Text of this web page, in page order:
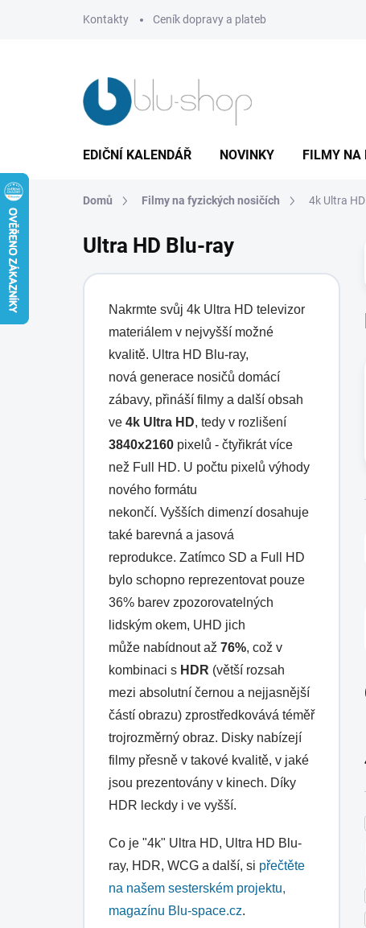
Kontakty Ceník dopravy a plateb
EDIČNÍ KALENDÁŘ NOVINKY FILMY NA
Domů Filmy na fyzických nosičích 4k Ultra HD
Ultra HD Blu-ray
Nakrmte svůj 4k Ultra HD televizor
materiálem v nejvyšší možné
kvalitě. Ultra HD Blu-ray,
nová generace nosičů domácí
zábavy, přináší filmy a další obsah
ve 4k Ultra HD, tedy v rozlišení
3840x2160 pixelů - čtyřikrát více
než Full HD. U počtu pixelů výhody
nového formátu
nekončí. Vyšších dimenzí dosahuje
také barevná a jasová
reprodukce. Zatímco SD a Full HD
bylo schopno reprezentovat pouze
36% barev zpozorovatelných
lidským okem, UHD jich
může nabídnout až 76%, což v
kombinaci s HDR (větší rozsah
mezi absolutní černou a nejjasnější
částí obrazu) zprostředkovává téměř
trojrozměrný obraz. Disky nabízejí
filmy přesně v takové kvalitě, v jaké
jsou prezentovány v kinech. Díky
HDR leckdy i ve vyšší.
Co je "4k" Ultra HD, Ultra HD Blu-
ray, HDR, WCG a další, si přečtěte
na našem sesterském projektu,
magazínu Blu-space.cz.